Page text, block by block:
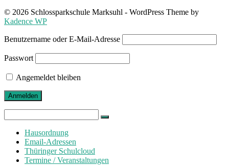
© 2026 Schlossparkschule Marksuhl - WordPress Theme by
Kadence WP
Benutzername oder E-Mail-Adresse
Passwort
Angemeldet bleiben
for:
Hausordnung
Email-Adressen
Thüringer Schulcloud
Termine / Veranstaltungen